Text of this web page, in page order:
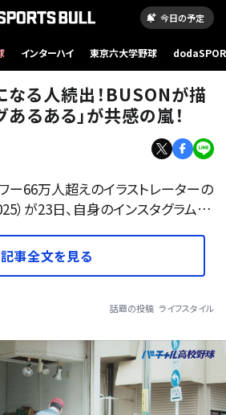
今日の予定
インターハイ 東京六大学野球
なる人続出！BUSONが描
あるある」が共感の嵐！
ー66万人超えのイラストレーターの
）が23日、自身のインスタグラム…
記事全文を見る
話題の投稿 ライフスタイル